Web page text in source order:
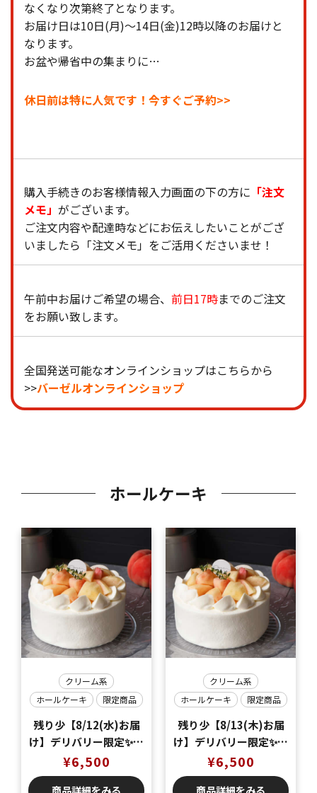
なくなり次第終了となります。
お届け日は10日(月)〜14日(金)12時以降のお届けと
なります。
お盆や帰省中の集まりに…
休日前は特に人気です！今すぐご予約>>
購入手続きのお客様情報入力画面の下の方に 「注文
メモ」 がございます。
ご注文内容や配達時などにお伝えしたいことがござ
いましたら「注文メモ」をご活用くださいませ！
午前中お届けご希望の場合、 前日17時までのご注文
をお願い致します。
全国発送可能なオンラインショップはこちらから
>>バーゼルオンラインショップ
ホールケーキ
クリーム系
ホールケーキ
限定商品
残り少【8/12(水)お届
け】デリバリー限定✨夏
の味覚🍑桃のショート
ケーキ5号（5〜6名様
¥6,500
商品詳細をみる
クリーム系
ホールケーキ
限定商品
残り少【8/13(木)お届
け】デリバリー限定✨夏
の味覚🍑桃のショート
ケーキ5号（5〜6名様
¥6,500
商品詳細をみる